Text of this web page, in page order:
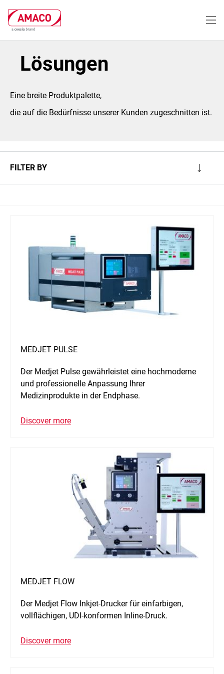
main
Lösungen
Eine breite Produktpalette,
die auf die Bedürfnisse unserer Kunden zugeschnitten ist.
FILTER BY
MEDJET PULSE
Der Medjet Pulse gewährleistet eine hochmoderne
und professionelle Anpassung Ihrer
Medizinprodukte in der Endphase.
Discover more
MEDJET FLOW
Der Medjet Flow Inkjet-Drucker für einfarbigen,
vollflächigen, UDI-konformen Inline-Druck.
Discover more